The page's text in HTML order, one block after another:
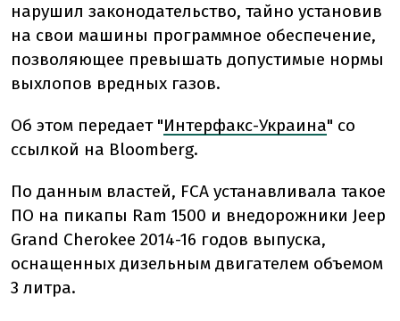
нарушил законодательство, тайно установив
на свои машины программное обеспечение,
позволяющее превышать допустимые нормы
выхлопов вредных газов.
Об этом передает "Интерфакс-Украина" со
ссылкой на Bloomberg.
По данным властей, FCA устанавливала такое
ПО на пикапы Ram 1500 и внедорожники Jeep
Grand Cherokee 2014-16 годов выпуска,
оснащенных дизельным двигателем объемом
3 литра.